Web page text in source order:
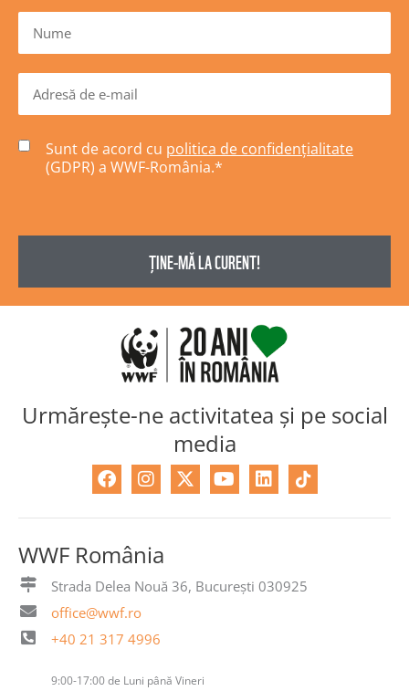
Sunt de acord cu politica de confidențialitate
(GDPR) a WWF-România.*
Urmărește-ne activitatea și pe social
media
F
a
b
o
o
I
n
a
g
r
X
-
t
e
Y
o
e
L
i
i
WWF România
Strada Delea Nouă 36, București 030925
office@wwf.ro
+40 21 317 4996
9:00-17:00 de Luni până Vineri